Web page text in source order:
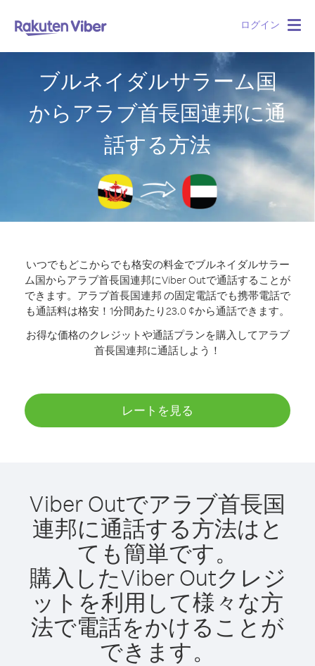
ログイン
ブルネイダルサラーム国
からアラブ首長国連邦に通
話する方法
いつでもどこからでも格安の料金でブルネイダルサラー
ム国からアラブ首長国連邦にViber Outで通話することが
できます。 アラブ首長国連邦 の固定電話でも携帯電話で
も通話料は格安！1分間あたり23.0 ¢から通話できます。
お得な価格のクレジットや通話プランを購入してアラブ
首長国連邦に通話しよう！
レートを見る
Viber Outでアラブ首長国
連邦に通話する方法はと
ても簡単です。
購入したViber Outクレジ
ットを利用して様々な方
法で電話をかけることが
できます。